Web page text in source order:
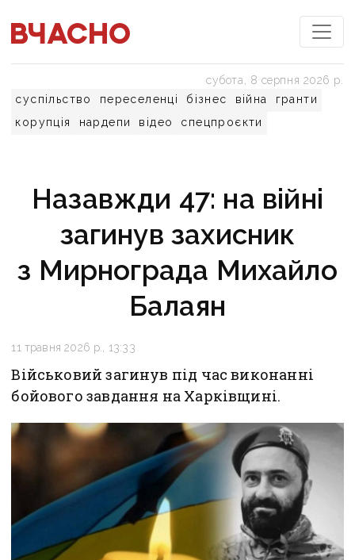
суспільство переселенці бізнес війна
гранти
корупція
нардепи відео спецпроєкти
субота, 8 серпня 2026 р.
Назавжди 47: на війні
загинув захисник
з Мирнограда Михайло
Балаян
11 травня 2026 р., 13:33
Військовий загинув під час виконанні
бойового завдання на Харківщині.